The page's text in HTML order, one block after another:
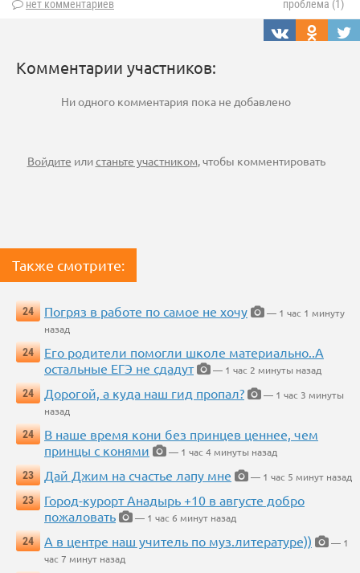
нет комментариев
проблема (1)
Комментарии участников:
Ни одного комментария пока не добавлено
Войдите илистаньте участником, чтобы комментировать
Также смотрите:
24 Погряз в работе по самое не хочу
— 1 час 1 минуту
назад
24
Его родители помогли школе материально..А
остальные ЕГЭ не сдадут
— 1 час 2 минуты назад
24
Дорогой, а куда наш гид пропал?
— 1 час 3 минуты
назад
24
В наше время кони без принцев ценнее, чем
принцы с конями
— 1 час 4 минуты назад
23
Дай Джим на счастье лапу мне
— 1 час 5 минут назад
23
Город-курорт Анадырь +10 в августе добро
пожаловать
— 1 час 6 минут назад
24
А в центре наш учитель по муз.литературе))
— 1
час 7 минут назад